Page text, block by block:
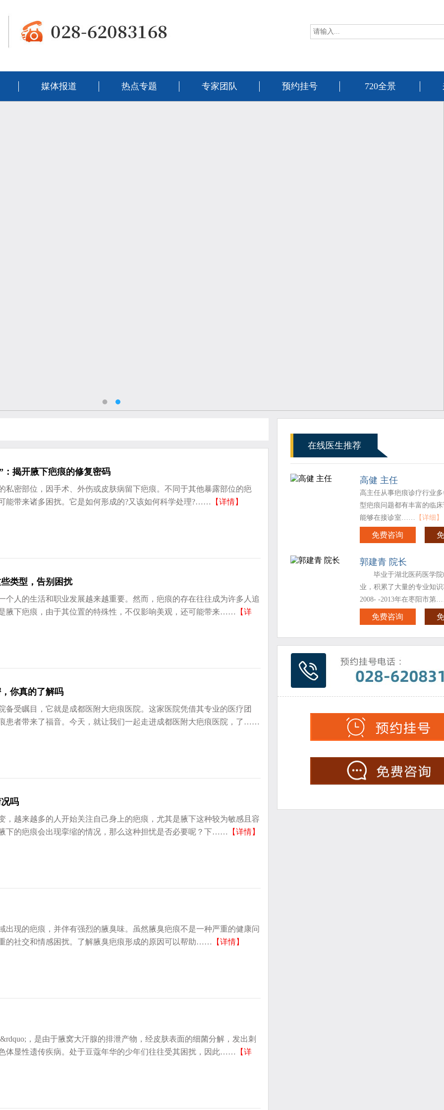
媒体报道 热点专题 专家团队 预约挂号 720全景
：揭开腋下疤痕的修复密码
私密部位，因手术、外伤或皮肤病留下疤痕。不同于其他暴露部位的疤
能带来诸多困扰。它是如何形成的?又该如何科学处理?…… 【详情】
类型，告别困扰
人的生活和职业发展越来越重要。然而，疤痕的存在往往成为许多人追
腋下疤痕，由于其位置的特殊性，不仅影响美观，还可能带来…… 【详
你真的了解吗
受瞩目，它就是成都医附大疤痕医院。这家医院凭借其专业的医疗团
患者带来了福音。今天，就让我们一起走进成都医附大疤痕医院，了……
吗
越来越多的人开始关注自己身上的疤痕，尤其是腋下这种较为敏感且容
下的疤痕会出现挛缩的情况，那么这种担忧是否必要呢？下…… 【详情】
现的疤痕，并伴有强烈的腋臭味。虽然腋臭疤痕不是一种严重的健康问
的社交和情感困扰。了解腋臭疤痕形成的原因可以帮助…… 【详情】
，是由于腋窝大汗腺的排泄产物，经皮肤表面的细菌分解，发出刺
体显性遗传疾病。处于豆蔻年华的少年们往往受其困扰，因此…… 【详
在线医生推荐
高健 主任
高主任从事疤痕诊疗行业
型疤痕问题都有丰富的临
能够在接诊室…… 【详细】
免费咨询
郭建青 院长
毕业于湖北医药医学院
业，积累了大量的专业知
2008- -2013年在枣阳市第
免费咨询